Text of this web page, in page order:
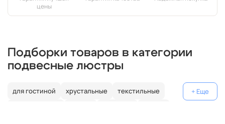
Подборки товаров в категории
подвесные люстры
для гостиной хрустальные
текстильные